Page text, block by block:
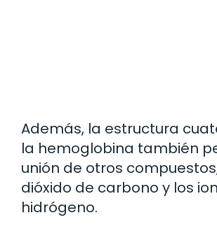
Además, la estructura
la hemoglobina también
unión de otros
dióxido de carbono y los
hidrógeno.